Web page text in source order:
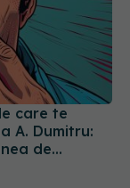
A. Dumitru:
de
placebo